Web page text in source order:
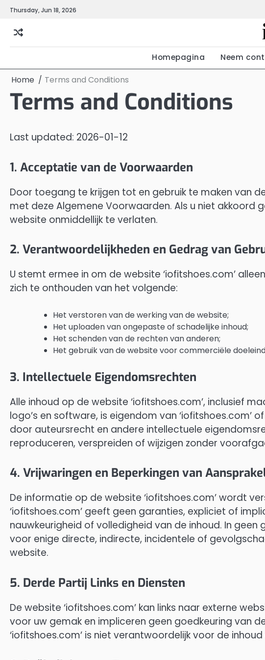
Skip
content
Thursday, Jun 18, 2026
Homepagina Neem
Home Terms and Conditions
Terms and Conditions
Last updated: 2026-01-12
1. Acceptatie van de Voorwaarden
Door toegang te krijgen tot en gebruik te maken van
met deze Algemene Voorwaarden. Als u niet akkoord
website onmiddellijk te verlaten.
2. Verantwoordelijkheden en Gedrag van
U stemt ermee in om de website ‘iofitshoes.com’
zich te onthouden van het volgende:
Het verstoren van de werking van de website;
Het uploaden van ongepaste of schadelijke inhoud;
Het schenden van de rechten van anderen;
Het gebruik van de website voor commerciële
3. Intellectuele Eigendomsrechten
Alle inhoud op de website ‘iofitshoes.com’, inclusief
logo’s en software, is eigendom van ‘iofitshoes.com’
door auteursrecht en andere intellectuele
reproduceren, verspreiden of wijzigen zonder
4. Vrijwaringen en Beperkingen van
De informatie op de website ‘iofitshoes.com’ wordt
‘iofitshoes.com’ geeft geen garanties, expliciet of
nauwkeurigheid of volledigheid van de inhoud. In geen
voor enige directe, indirecte, incidentele of
website.
5. Derde Partij Links en Diensten
De website ‘iofitshoes.com’ kan links naar externe
voor uw gemak en impliceren geen goedkeuring van
‘iofitshoes.com’ is niet verantwoordelijk voor de